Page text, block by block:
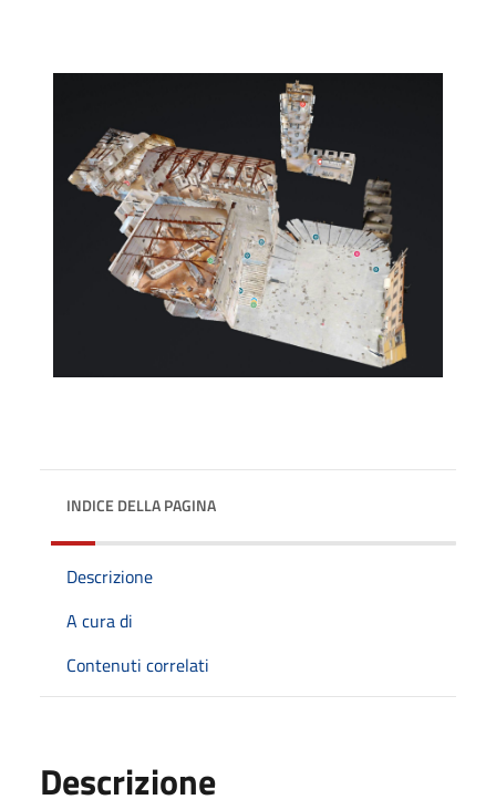
INDICE DELLA PAGINA
Descrizione
A cura di
Contenuti correlati
Descrizione